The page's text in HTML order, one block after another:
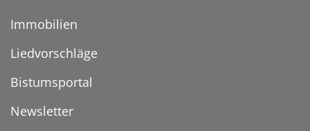
Immobilien
Liedvorschläge
Bistumsportal
Newsletter